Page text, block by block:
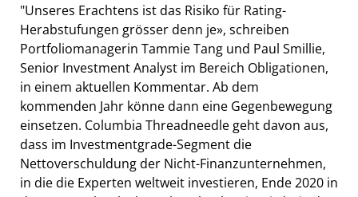
"Unseres Erachtens ist das Risiko für Rating-
Herabstufungen grösser denn je», schreiben
Portfoliomanagerin Tammie Tang und Paul Smillie,
Senior Investment Analyst im Bereich Obligationen,
in einem aktuellen Kommentar. Ab dem
kommenden Jahr könne dann eine Gegenbewegung
einsetzen. Columbia Threadneedle geht davon aus,
dass im Investmentgrade-Segment die
Nettoverschuldung der Nicht-Finanzunternehmen,
in die die Experten weltweit investieren, Ende 2020 in